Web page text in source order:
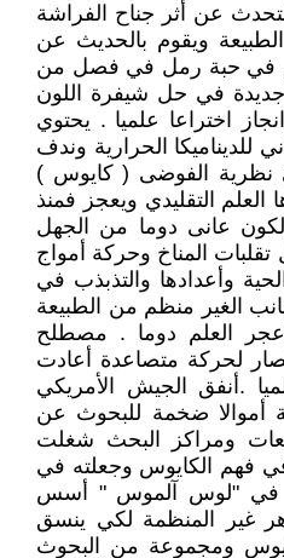
عن أثر جناح الفراشة
ويقوم بالحديث عن
في حبة رمل في فصل من
جديدة في حل شيفرة اللون
اختراعا علميا . يحتوي
للديناميكا الحرارية وندف
نظرية الفوضى ( كايوس )
التقليدي ويعجز فمنذ
عانى دوما من الجهل
المناخ وحركة أمواج
وأعدادها والتذبذب في
الغير منظم من الطبيعة
العلم دوما . مصطلح
لحركة متصاعدة أعادت
.أنفق الجيش الأمريكي
أموالا ضخمة للبحوث عن
ومراكز البحث شغلت
في فهم الكايوس وجعلته في
في "لوس آلموس " أسس
غير المنظمة لكي ينسق
ومجموعة من البحوث